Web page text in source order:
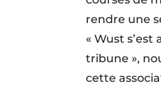
rendre une
« Wust
tribune »,
cette